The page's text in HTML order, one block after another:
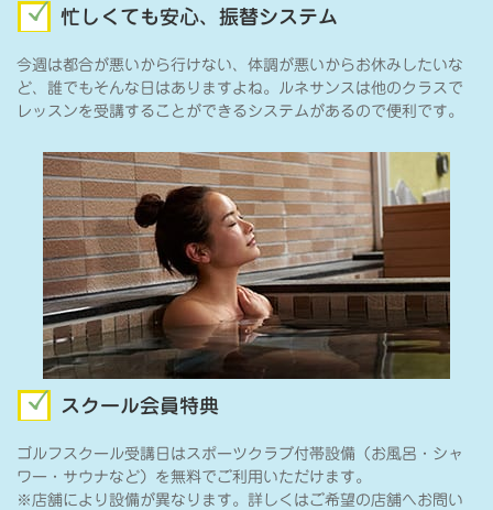
忙しくても安心、振替システム
今週は都合が悪いから行けない、体調が悪いからお休みしたいな
ど、誰でもそんな日はありますよね。ルネサンスは他のクラスで
レッスンを受講することができるシステムがあるので便利です。
スクール会員特典
ゴルフスクール受講日はスポーツクラブ付帯設備（お風呂・シャ
ワー・サウナなど）を無料でご利用いただけます。
※店舗により設備が異なります。詳しくはご希望の店舗へお問い